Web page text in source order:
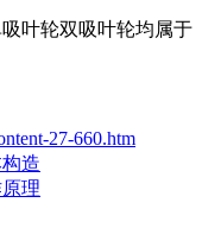
叶轮双吸叶轮均属于
27-660.htm
造
理